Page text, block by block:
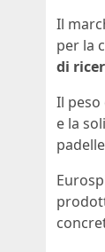
Il
per la
di
Il peso
e la